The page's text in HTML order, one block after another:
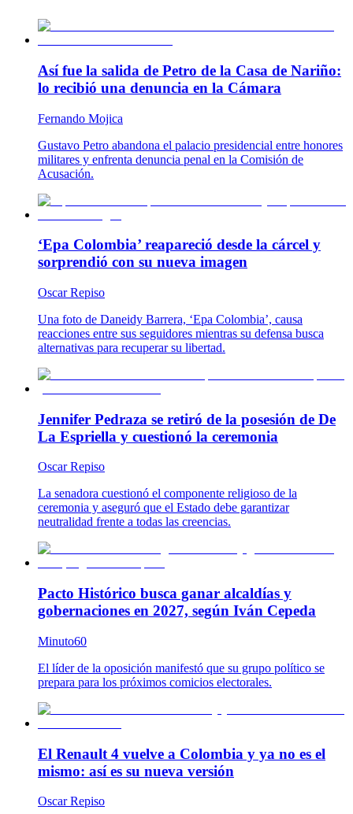
Así fue la salida de Petro de la Casa de Nariño:
lo recibió una denuncia en la Cámara
Fernando Mojica
Gustavo Petro abandona el palacio presidencial entre honores
militares y enfrenta denuncia penal en la Comisión de
Acusación.
‘Epa Colombia’ reapareció desde la cárcel y
sorprendió con su nueva imagen
Oscar Repiso
Una foto de Daneidy Barrera, ‘Epa Colombia’, causa
reacciones entre sus seguidores mientras su defensa busca
alternativas para recuperar su libertad.
Jennifer Pedraza se retiró de la posesión de De
La Espriella y cuestionó la ceremonia
Oscar Repiso
La senadora cuestionó el componente religioso de la
ceremonia y aseguró que el Estado debe garantizar
neutralidad frente a todas las creencias.
Pacto Histórico busca ganar alcaldías y
gobernaciones en 2027, según Iván Cepeda
Minuto60
El líder de la oposición manifestó que su grupo político se
prepara para los próximos comicios electorales.
El Renault 4 vuelve a Colombia y ya no es el
mismo: así es su nueva versión
Oscar Repiso